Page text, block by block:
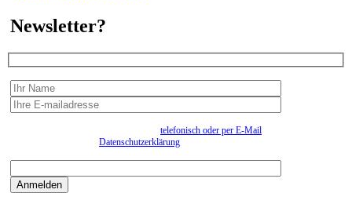
Newsletter?
telefonisch oder per E-Mail
Datenschutzerklärung